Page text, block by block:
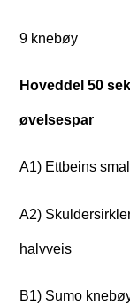
9 knebøy
Hoveddel 50
øvelsespar
A1) Ettbeins
A2)
halvveis
B1) Sumo